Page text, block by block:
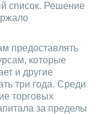
список. Решение
предоставлять
которые
и другие
три года. Среди
торговых
за пределы